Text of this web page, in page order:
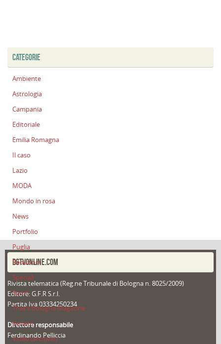
CATEGORIE
Ambiente
Astrologia
Campania
Editoriale
Emilia Romagna
Il caso
Lazio
MODA
Mondo in rosa
News
Portfolio
Puglia
Redazioni
Speciali
Sport
That's Bologna Magazine
Veneto
Video (archivio)
DGTVONLINE.COM
Rivista telematica (Reg.ne Tribunale di Bologna n. 8025/2009)
Editore: G.F.R S.r.l.
Partita Iva 03334250234
Direttore responsabile
Ferdinando Pelliccia